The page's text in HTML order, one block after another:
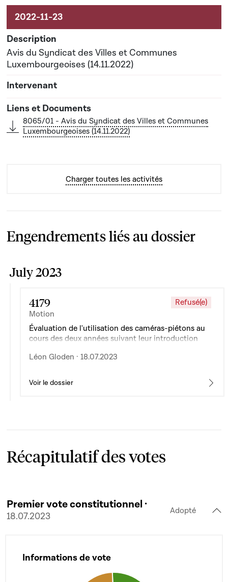
Avis du Syndicat des Villes et Communes
Luxembourgeoises (14.11.2022)
8065/01 - Avis du Syndicat des Villes et Communes
Luxembourgeoises (14.11.2022)
Charger toutes les activités
Engendrements liés au dossier
July 2023
4179
Motion
Refusé(e)
Évaluation de l'utilisation des caméras-piétons au
cours des deux années suivant leur introduction
Léon Gloden · 18.07.2023
Voir le dossier
Récapitulatif des votes
Premier vote constitutionnel ·
18.07.2023
Adopté
Informations de vote